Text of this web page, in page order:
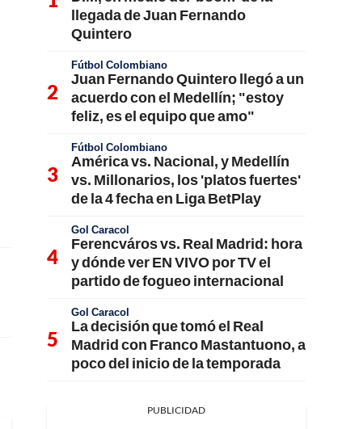
llegada de Juan Fernando
Quintero
Fútbol Colombiano
Juan Fernando Quintero llegó a un
acuerdo con el Medellín; "estoy
feliz, es el equipo que amo"
Fútbol Colombiano
América vs. Nacional, y Medellín
vs. Millonarios, los 'platos fuertes'
de la 4 fecha en Liga BetPlay
Gol Caracol
Ferencváros vs. Real Madrid: hora
y dónde ver EN VIVO por TV el
partido de fogueo internacional
Gol Caracol
La decisión que tomó el Real
Madrid con Franco Mastantuono, a
poco del inicio de la temporada
PUBLICIDAD